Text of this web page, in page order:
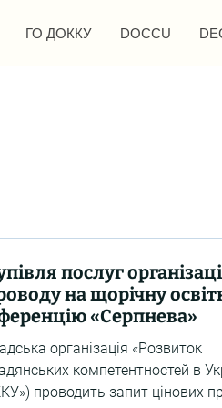
ГО ДОККУ DOCCU
послуг
на щорічну
«Серпнева»
організація «Розвиток
компетентностей в
проводить запит цінових